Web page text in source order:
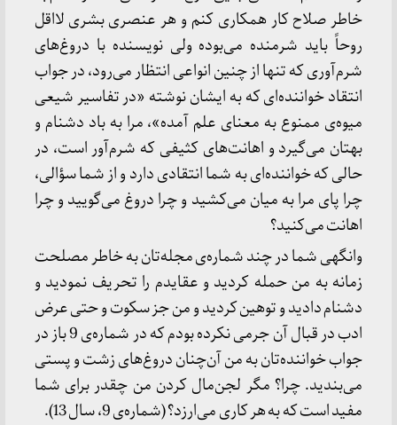
خاطر صلاح کار همکاری کنم و هر عنصری بشری لااقل
روحاً باید شرمنده می‌بوده ولی نویسنده با دروغ‌های
شرم‌آوری که تنها از چنین انواعی انتظار می‌رود، در جواب
انتقاد خواننده‌ای که به ایشان نوشته «در تفاسیر شیعی
میوه‌ی ممنوع به معنای علم آمده»، مرا به باد دشنام و
بهتان می‌گیرد و اهانت‌های کثیفی که شرم‌آور است، در
حالی که خواننده‌ای به شما انتقادی دارد و از شما سؤالی،
چرا پای مرا به میان می‌کشید و چرا دروغ می‌گویید و چرا
اهانت می‌کنید؟
وانگهی شما در چند شماره‌ی مجله‌تان به خاطر مصلحت
زمانه به من حمله کردید و عقایدم را تحریف نمودید و
دشنام دادید و توهین کردید و من جز سکوت و حتی عرض
ادب در قبال آن جرمی نکرده بودم که در شماره‌ی 9 باز در
جواب خواننده‌تان به من آن‌چنان دروغ‌های زشت و پستی
می‌بندید. چرا؟ مگر لجن‌مال کردن من چقدر برای شما
مفید است که به هر کاری می‌ارزد؟ (شماره‌ی 9، سال 13).